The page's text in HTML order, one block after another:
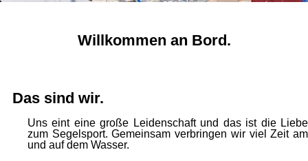
Willkommen an Bord.
Das sind wir.
Uns eint eine große Leidenschaft und das ist die Liebe
zum Segelsport. Gemeinsam verbringen wir viel Zeit am
und auf dem Wasser.